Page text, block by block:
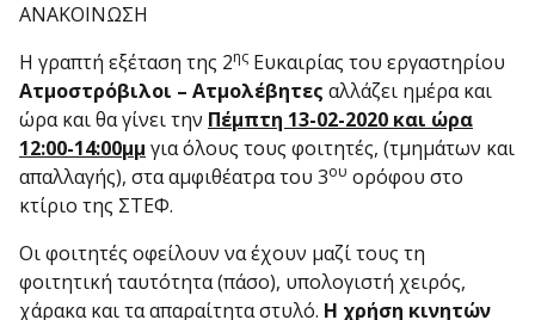
ΑΝΑΚΟΙΝΩΣΗ
Η γραπτή εξέταση της 2ης Ευκαιρίας του εργαστηρίου
Ατμοστρόβιλοι – Ατμολέβητες αλλάζει ημέρα και
ώρα και θα γίνει την Πέμπτη 13-02-2020 και ώρα
12:00-14:00μμ για όλους τους φοιτητές, (τμημάτων και
απαλλαγής), στα αμφιθέατρα του 3ου ορόφου στο
κτίριο της ΣΤΕΦ.
Οι φοιτητές οφείλουν να έχουν μαζί τους τη
φοιτητική ταυτότητα (πάσο), υπολογιστή χειρός,
χάρακα και τα απαραίτητα στυλό. Η χρήση κινητών